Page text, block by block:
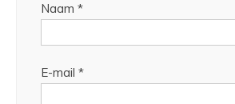
Naam *
E-mail *